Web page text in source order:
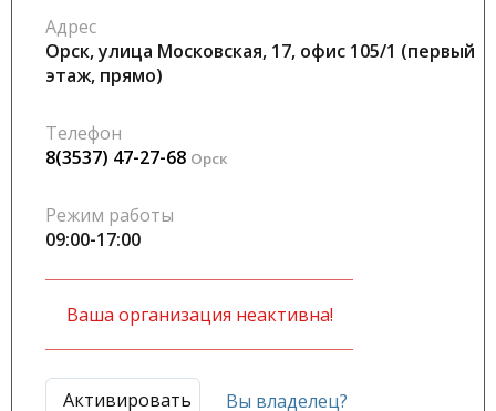
Адрес
Орск, улица Московская, 17, офис 105/1 (первый
этаж, прямо)
Телефон
8(3537) 47-27-68 Орск
Режим работы
09:00-17:00
Ваша организация неактивна!
Активировать Вы владелец?